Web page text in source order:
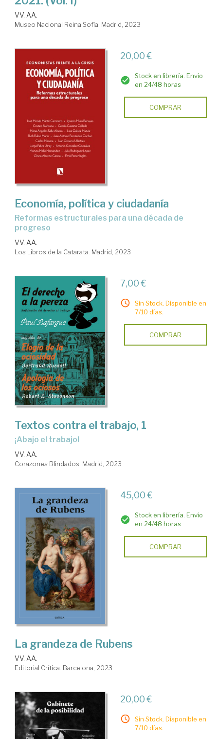
VV. AA.
Museo Nacional Reina Sofía. Madrid, 2023
20,00 €
Stock en librería. Envío
en 24/48 horas
COMPRAR
Economía, política y ciudadanía
reformas estructurales para una década de
progreso
VV. AA.
Los Libros de la Catarata. Madrid, 2023
7,00 €
Sin Stock. Disponible en
7/10 días.
COMPRAR
Textos contra el trabajo, 1
¡Abajo el trabajo!
VV. AA.
Corazones Blindados. Madrid, 2023
45,00 €
Stock en librería. Envío
en 24/48 horas
COMPRAR
La grandeza de Rubens
VV. AA.
Editorial Crítica. Barcelona, 2023
20,00 €
Sin Stock. Disponible en
7/10 días.